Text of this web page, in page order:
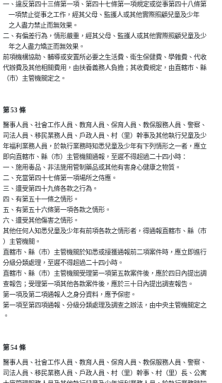
一、違反第四十三條第一項、第四十七條第一項規定或從事第四十八條第
    一項禁止從事之工作，經其父母、監護人或其他實際照顧兒童及少年
    之人盡力禁止而無效果。
二、有偏差行為，情形嚴重，經其父母、監護人或其他實際照顧兒童及少
    年之人盡力矯正而無效果。
前項機構協助、輔導或安置所必要之生活費、衛生保健費、學雜費、代收
代辦費及其他相關費用，由扶養義務人負擔；其收費規定，由直轄市、縣
（市）主管機關定之。
第 53 條
醫事人員、社會工作人員、教育人員、保育人員、教保服務人員、警察、
司法人員、移民業務人員、戶政人員、村（里）幹事及其他執行兒童及少
年福利業務人員，於執行業務時知悉兒童及少年有下列情形之一者，應立
即向直轄市、縣（市）主管機關通報，至遲不得超過二十四小時：
一、施用毒品、非法施用管制藥品或其他有害身心健康之物質。
二、充當第四十七條第一項場所之侍應。
三、遭受第四十九條各款之行為。
四、有第五十一條之情形。
五、有第五十六條第一項各款之情形。
六、遭受其他傷害之情形。
其他任何人知悉兒童及少年有前項各款之情形者，得通報直轄市、縣（市
）主管機關。
直轄市、縣（市）主管機關於知悉或接獲通報前二項案件時，應立即進行
分級分類處理，至遲不得超過二十四小時。
直轄市、縣（市）主管機關受理第一項第五款案件後，應於四日內提出調
查報告；受理第一項其他各款案件後，應於三十日內提出調查報告。
第一項及第二項通報人之身分資料，應予保密。
第一項至第四項通報、分級分類處理及調查之辦法，由中央主管機關定之
。
第 54 條
醫事人員、社會工作人員、教育人員、保育人員、教保服務人員、警察、
司法人員、移民業務人員、戶政人員、村（里）幹事、村（里）長、公寓